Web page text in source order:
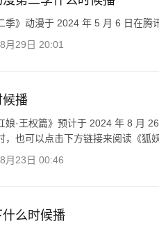
季》动漫于 2024 年 5 月 6 日在腾
月29日 20:01
候播
娘·王权篇》预计于 2024 年 8 月
，也可以点击下方链接来阅读《狐
月23日 00:46
什么时候播